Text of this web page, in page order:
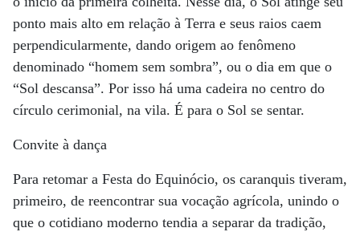
ponto mais alto em relação à Terra e seus raios caem
perpendicularmente, dando origem ao fenômeno
denominado “homem sem sombra”, ou o dia em que o
“Sol descansa”. Por isso há uma cadeira no centro do
círculo cerimonial, na vila. É para o Sol se sentar.
Convite à dança
Para retomar a Festa do Equinócio, os caranquis tiveram,
primeiro, de reencontrar sua vocação agrícola, unindo o
que o cotidiano moderno tendia a separar da tradição,